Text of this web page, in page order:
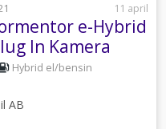
11 april
e-Hybrid
In Kamera
Svensksåld
Hybrid el/bensin
AB